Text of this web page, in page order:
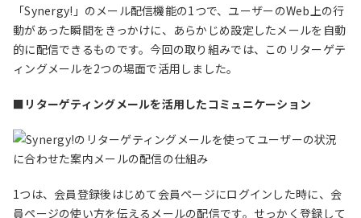
「Synergy!」のメール配信機能の1つで、ユーザーのWeb上の行
動があった瞬間をきっかけに、あらかじめ設定したメールを自動
的に配信できるものです。今回の取り組みでは、このリターゲテ
ィングメールを2つの場面で活用しました。
■リターゲティングメールを活用したコミュニケーション
1つは、会員登録後はじめて会員ページにログインした時に、会
員ページの使い方を伝えるメールの配信です。せっかく登録して